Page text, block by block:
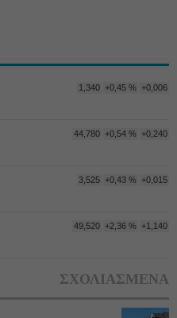
1,340 +0,45 % +0,006
44,780 +0,54 % +0,240
3,525 +0,43 % +0,015
49,520 +2,36 % +1,140
ΣΧΟΛΙΑΣΜΕΝΑ